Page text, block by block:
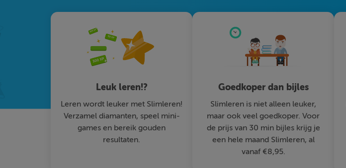
Leuk leren!?
Leren wordt leuker met Slimleren!
Verzamel diamanten, speel mini-
games en bereik gouden
resultaten.
Goedkoper dan bijles
Slimleren is niet alleen leuker,
maar ook veel goedkoper. Voor
de prijs van 30 min bijles krijg je
een hele maand Slimleren, al
vanaf €8,95.